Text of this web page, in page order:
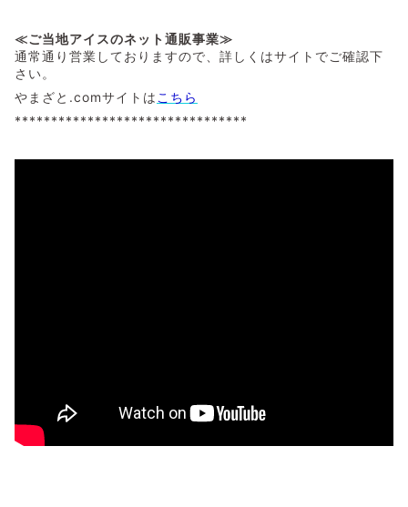
≪ご当地アイスのネット通販事業≫
通常通り営業しておりますので、詳しくはサイトでご確認下
さい。
やまざと.comサイトは こちら
********************************